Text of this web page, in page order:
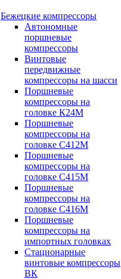
Бежецкие компрессоры
Автономные
поршневые
компрессоры
Винтовые
передвижные
компрессоры на шасси
Поршневые
компрессоры на
головке К24М
Поршневые
компрессоры на
головке С412М
Поршневые
компрессоры на
головке С415М
Поршневые
компрессоры на
головке С416М
Поршневые
компрессоры на
импортных головках
Стационарные
винтовые компрессоры
ВК